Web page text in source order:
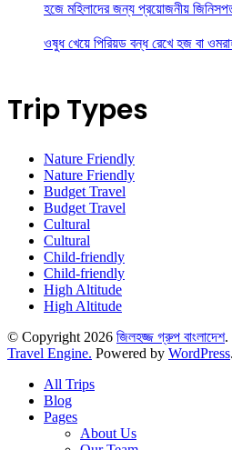
হজে মহিলাদের জন্য প্রয়োজনীয়
ওষুধ খেয়ে পিরিয়ড বন্ধ রেখে হজ বা
Trip Types
Nature Friendly
Nature Friendly
Budget Travel
Budget Travel
Cultural
Cultural
Child-friendly
Child-friendly
High Altitude
High Altitude
© Copyright 2026 জিলহজ্জ গ্রুপ বাংলাদেশ.
Travel Engine. Powered by WordPress.
All Trips
Blog
Pages
About Us